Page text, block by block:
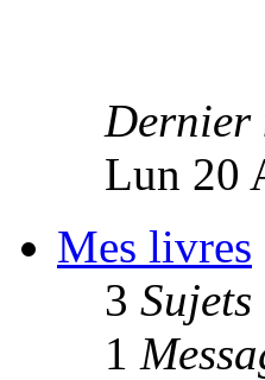
Dernier
Lun 20
Mes livres
3 Sujets
1